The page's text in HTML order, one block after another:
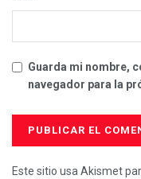
Guarda mi nombre,
navegador para la
Este sitio usa Akismet